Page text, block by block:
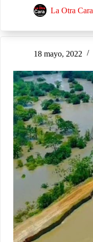
La Otra Cara
18 mayo, 2022